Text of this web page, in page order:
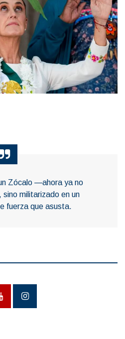
Zócalo —ahora ya no
militarizado en un
fuerza que asusta.